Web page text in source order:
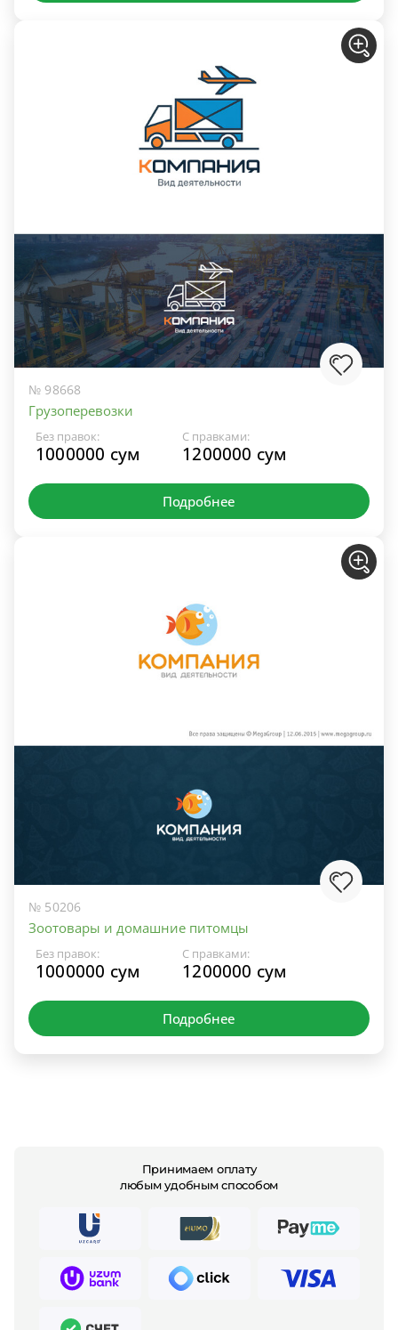
№ 98668
Грузоперевозки
Без правок:
1000000 сум
С правками:
1200000 сум
Подробнее
№ 50206
Зоотовары и домашние питомцы
Без правок:
1000000 сум
С правками:
1200000 сум
Подробнее
Принимаем оплату
любым удобным способом